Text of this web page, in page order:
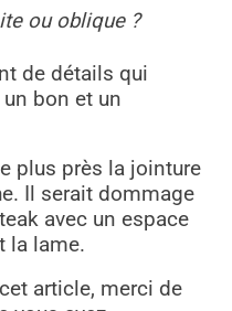
ou oblique ?
de détails qui
bon et un
plus près la jointure
Il serait dommage
avec un espace
la lame.
article, merci de